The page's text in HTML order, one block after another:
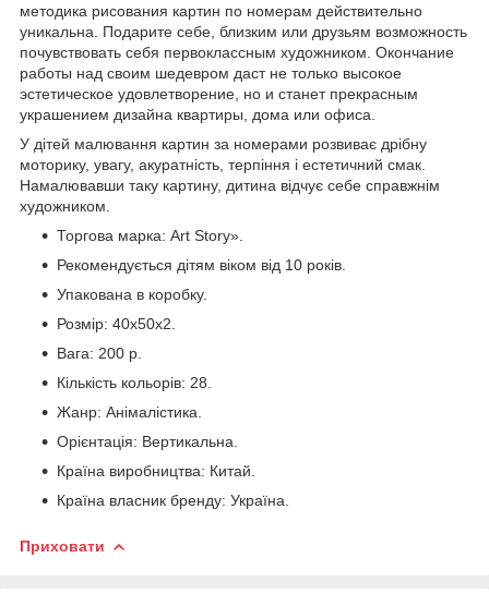
методика рисования картин по номерам действительно
уникальна. Подарите себе, близким или друзьям возможность
почувствовать себя первоклассным художником. Окончание
работы над своим шедевром даст не только высокое
эстетическое удовлетворение, но и станет прекрасным
украшением дизайна квартиры, дома или офиса.
У дітей малювання картин за номерами розвиває дрібну
моторику, увагу, акуратність, терпіння і естетичний смак.
Намалювавши таку картину, дитина відчує себе справжнім
художником.
Торгова марка: Art Story».
Рекомендується дітям віком від 10 років.
Упакована в коробку.
Розмір: 40х50х2.
Вага: 200 р.
Кількість кольорів: 28.
Жанр: Анімалістика.
Орієнтація: Вертикальна.
Країна виробництва: Китай.
Країна власник бренду: Україна.
Приховати